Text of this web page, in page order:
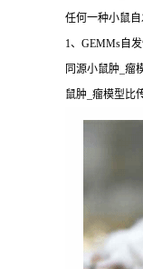
任何一种小鼠
1、GEMMs自
同源小鼠肿_瘤
鼠肿_瘤模型比